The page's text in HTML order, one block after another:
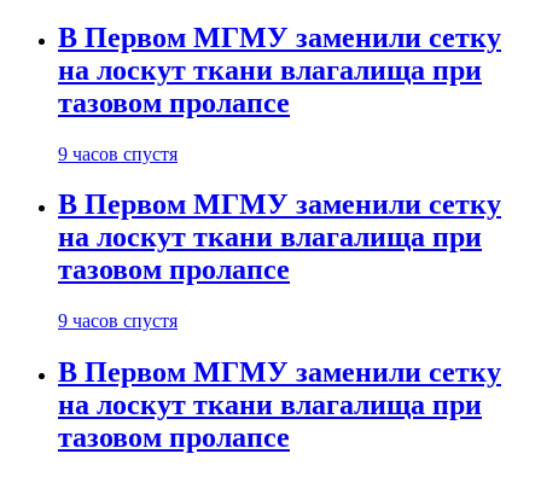
В Первом МГМУ заменили сетку
на лоскут ткани влагалища при
тазовом пролапсе
9 часов спустя
В Первом МГМУ заменили сетку
на лоскут ткани влагалища при
тазовом пролапсе
9 часов спустя
В Первом МГМУ заменили сетку
на лоскут ткани влагалища при
тазовом пролапсе